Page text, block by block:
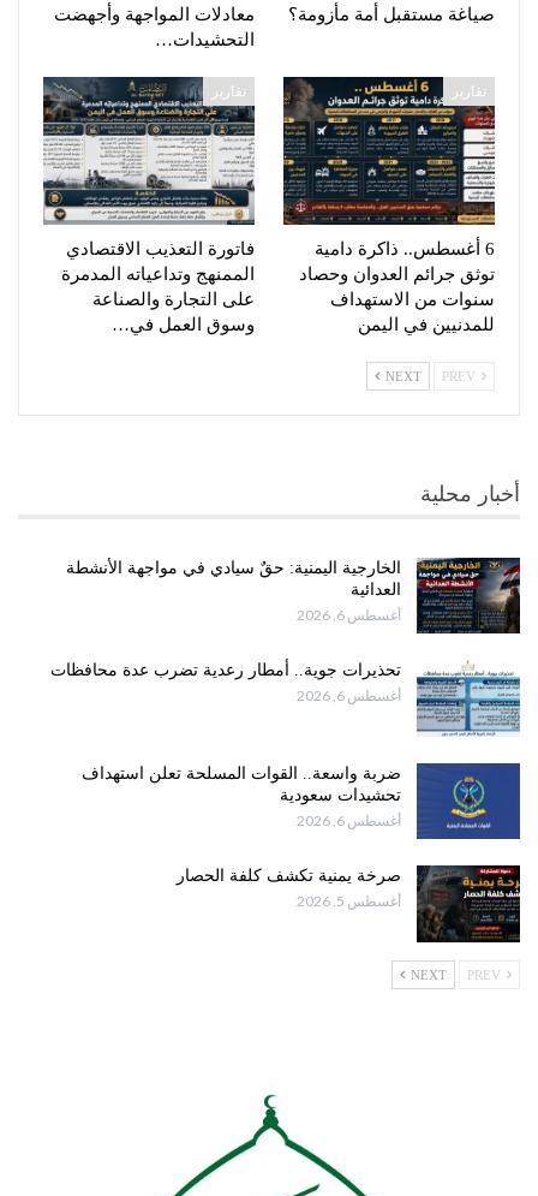
صياغة مستقبل أمة مأزومة؟
معادلات المواجهة وأجهضت
التحشيدات…
تقارير
6 أغسطس.. ذاكرة دامية
توثق جرائم العدوان وحصاد
سنوات من الاستهداف
للمدنيين في اليمن
تقارير
فاتورة التعذيب الاقتصادي
الممنهج وتداعياته المدمرة
على التجارة والصناعة
وسوق العمل في…
NEXT
أخبار محلية
الخارجية اليمنية: حقٌ سيادي في مواجهة الأنشطة
العدائية
أغسطس 6, 2026
تحذيرات جوية.. أمطار رعدية تضرب عدة محافظات
أغسطس 6, 2026
ضربة واسعة.. القوات المسلحة تعلن استهداف
تحشيدات سعودية
أغسطس 6, 2026
صرخة يمنية تكشف كلفة الحصار
أغسطس 5, 2026
NEXT